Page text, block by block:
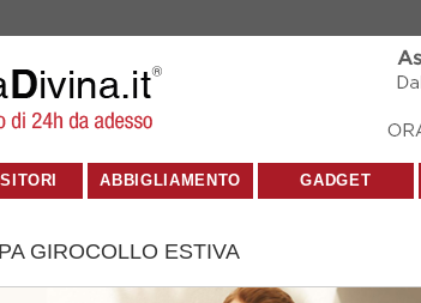
ABBIGLIAMENTO GADGET
GIROCOLLO ESTIVA